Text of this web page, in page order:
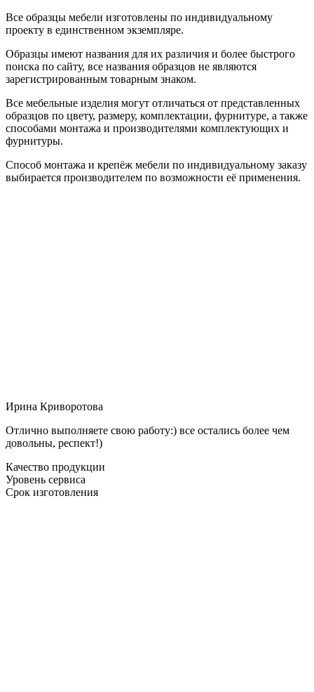
Все образцы мебели изготовлены по индивидуальному
проекту в единственном экземпляре.
Образцы имеют названия для их различия и более быстрого
поиска по сайту, все названия образцов не являются
зарегистрированным товарным знаком.
Все мебельные изделия могут отличаться от представленных
образцов по цвету, размеру, комплектации, фурнитуре, а также
способами монтажа и производителями комплектующих и
фурнитуры.
Способ монтажа и крепёж мебели по индивидуальному заказу
выбирается производителем по возможности её применения.
Ирина Криворотова
Отлично выполняете свою работу:) все остались более чем
довольны, респект!)
Качество продукции
Уровень сервиса
Срок изготовления